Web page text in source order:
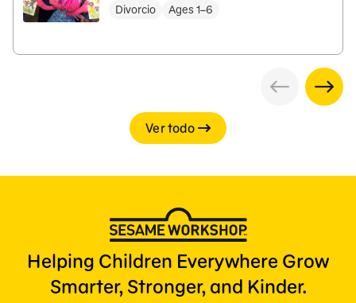
Divorcio
Ages 1–6
Ver todo
Helping Children Everywhere Grow
Smarter, Stronger, and Kinder.